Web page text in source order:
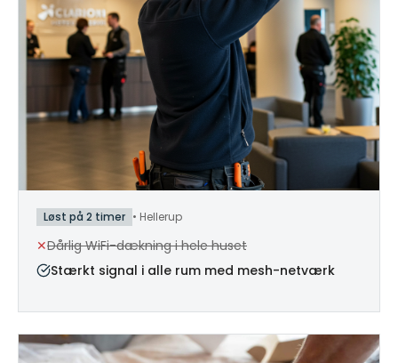
Løst på 2 timer • Hellerup
✕Dårlig WiFi-dækning i hele huset
Stærkt signal i alle rum med mesh-netværk